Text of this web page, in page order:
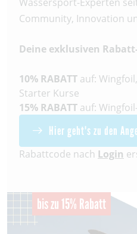
Community, Innovation
Deine exklusiven
10% RABATT auf:
Starter Kurse
15% RABATT auf:
Hier geht's zu den
Rabattcode nach Login
bis zu 15% Rabatt